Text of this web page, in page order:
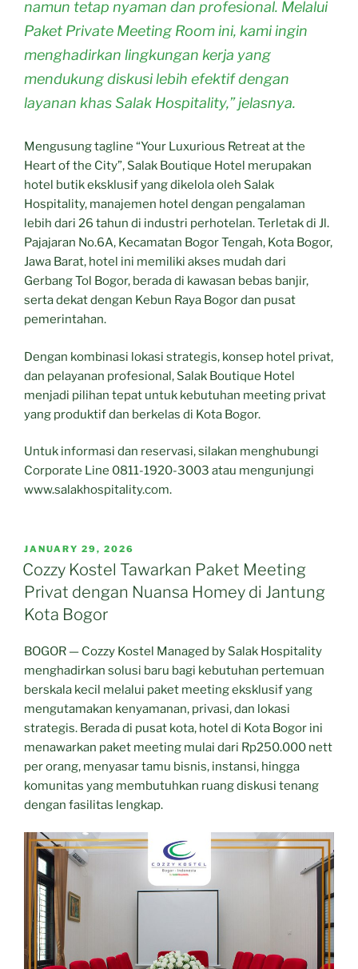
namun tetap nyaman dan profesional. Melalui
Paket Private Meeting Room ini, kami ingin
menghadirkan lingkungan kerja yang
mendukung diskusi lebih efektif dengan
layanan khas Salak Hospitality,” jelasnya.
Mengusung tagline “Your Luxurious Retreat at the
Heart of the City”, Salak Boutique Hotel merupakan
hotel butik eksklusif yang dikelola oleh Salak
Hospitality, manajemen hotel dengan pengalaman
lebih dari 26 tahun di industri perhotelan. Terletak di Jl.
Pajajaran No.6A, Kecamatan Bogor Tengah, Kota Bogor,
Jawa Barat, hotel ini memiliki akses mudah dari
Gerbang Tol Bogor, berada di kawasan bebas banjir,
serta dekat dengan Kebun Raya Bogor dan pusat
pemerintahan.
Dengan kombinasi lokasi strategis, konsep hotel privat,
dan pelayanan profesional, Salak Boutique Hotel
menjadi pilihan tepat untuk kebutuhan meeting privat
yang produktif dan berkelas di Kota Bogor.
Untuk informasi dan reservasi, silakan menghubungi
Corporate Line 0811-1920-3003 atau mengunjungi
www.salakhospitality.com.
POSTED
ON
JANUARY 29, 2026
Cozzy Kostel Tawarkan Paket Meeting
Privat dengan Nuansa Homey di Jantung
Kota Bogor
BOGOR — Cozzy Kostel Managed by Salak Hospitality
menghadirkan solusi baru bagi kebutuhan pertemuan
berskala kecil melalui paket meeting eksklusif yang
mengutamakan kenyamanan, privasi, dan lokasi
strategis. Berada di pusat kota, hotel di Kota Bogor ini
menawarkan paket meeting mulai dari Rp250.000 nett
per orang, menyasar tamu bisnis, instansi, hingga
komunitas yang membutuhkan ruang diskusi tenang
dengan fasilitas lengkap.